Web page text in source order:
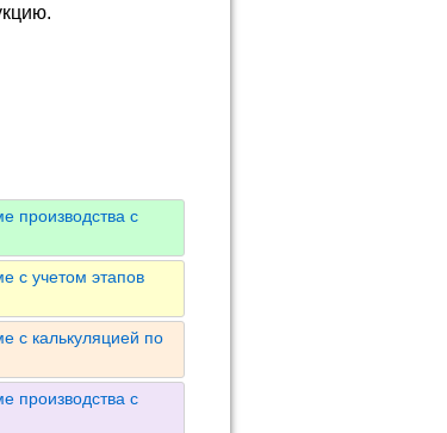
производства с
с учетом этапов
с калькуляцией по
производства с